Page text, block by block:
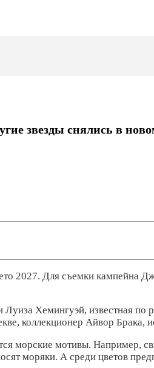
звезды снялись в
2027. Для съемки кампейна
Хемингуэй, известная по
коллекционер Айвор
морские мотивы.
моряки. А среди цветов